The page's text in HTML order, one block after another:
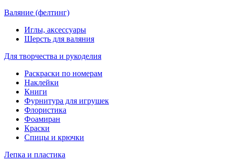
Валяние (фелтинг)
Иглы, аксессуары
Шерсть для валяния
Для творчества и рукоделия
Раскраски по номерам
Наклейки
Книги
Фурнитура для игрушек
Флористика
Фоамиран
Краски
Спицы и крючки
Лепка и пластика